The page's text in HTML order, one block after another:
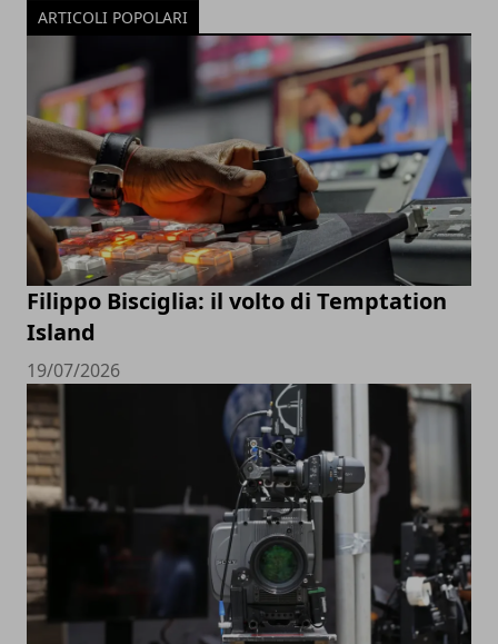
ARTICOLI POPOLARI
Filippo Bisciglia: il volto di Temptation
Island
19/07/2026